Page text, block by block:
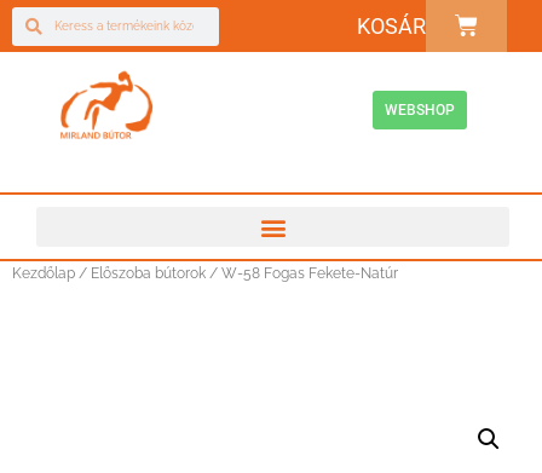
KOSÁR
WEBSHOP
Kezdőlap / Előszoba bútorok / W-58 Fogas Fekete-Natúr